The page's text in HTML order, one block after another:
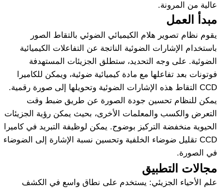
عالية من المرونة.
مبدأ العمل
يقوم نظام تصوير هلام الكيميائي الضوئي بالتقاط الصور
باستخدام الإشارات الضوئية الناتجة عن التفاعلات الكيميائية
الضوئية. على وجه التحديد، ستطلق الجزيئات المستهدفة
فوتونات بعد تفاعلها مع مادة كيميائية ضوئية، ويمكن للكاميرا
CCD التقاط هذه الإشارات الضوئية وتحويلها إلى صورة رقمية.
يمكن للنظام تحسين جودة الصورة عن طريق ضبط وقت
التعرض والكسب والمعلمات الأخرى، بحيث يمكن رؤية الجزيئات
الحيوية منخفضة التركيز بوضوح. يمكن لوظيفة التبريد في كاميرا
CCD تقليل ضوضاء الخلفية وتحسين نسبة الإشارة إلى الضوضاء
في الصورة.
مجالات التطبيق
علم الأحياء الجزيئي: يستخدم على نطاق واسع في الكشف